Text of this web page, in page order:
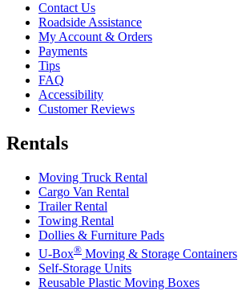
Contact Us
Roadside Assistance
My Account & Orders
Payments
Tips
FAQ
Accessibility
Customer Reviews
Rentals
Moving Truck Rental
Cargo Van Rental
Trailer Rental
Towing Rental
Dollies & Furniture Pads
U-Box® Moving & Storage Containers
Self-Storage Units
Reusable Plastic Moving Boxes